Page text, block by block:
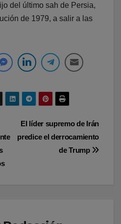
del último sah de Persia,
de 1979, a salir a las
El líder supremo de Irán
predice el derrocamiento
de Trump